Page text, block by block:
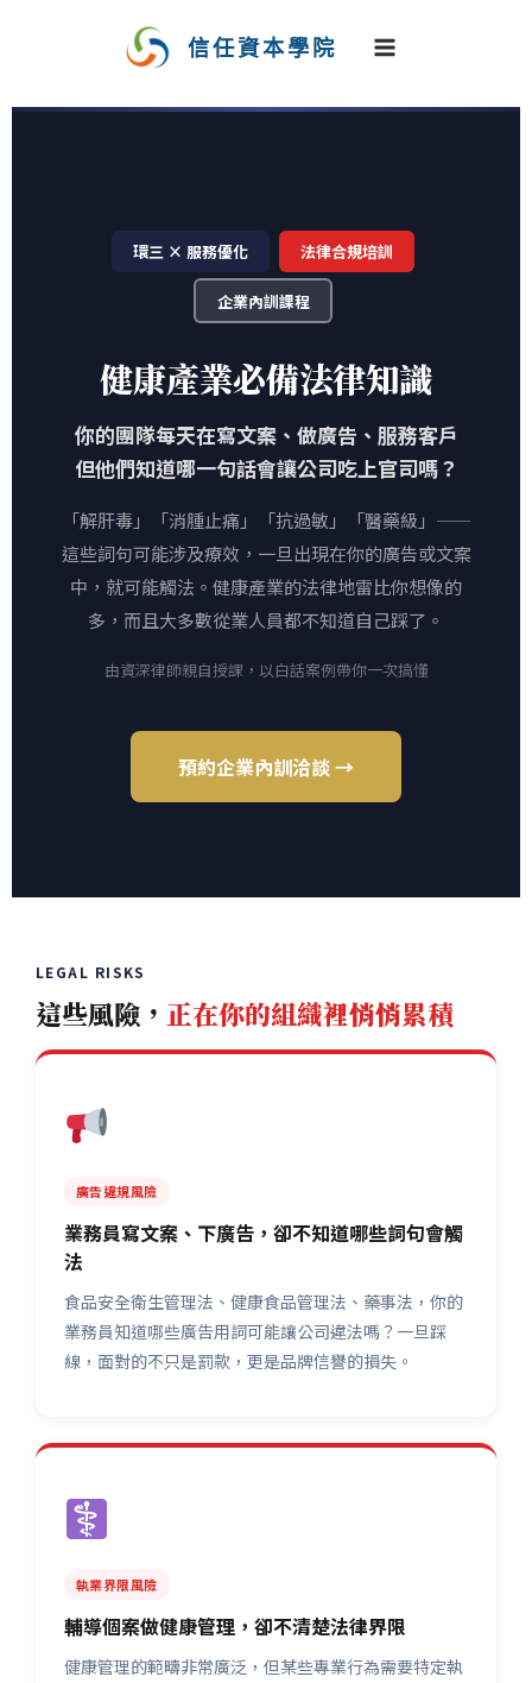
要
信任資本學院
環三 × 服務優化 法律合規培訓
企業內訓課程
健康產業必備法律知識
你的團隊每天在寫文案、做廣告、服務客戶
但他們知道哪一句話會讓公司吃上官司嗎？
「解肝毒」「消腫止痛」「抗過敏」「醫藥級」——
這些詞句可能涉及療效，一旦出現在你的廣告或文案
中，就可能觸法。健康產業的法律地雷比你想像的
多，而且大多數從業人員都不知道自己踩了。
由資深律師親自授課，以白話案例帶你一次搞懂
預約企業內訓洽談 →
LEGAL RISKS
這些風險， 正在你的組織裡悄悄累積
廣告違規風險
業務員寫文案、下廣告，卻不知道哪些詞句會觸
法
食品安全衛生管理法、健康食品管理法、藥事法，你的
業務員知道哪些廣告用詞可能讓公司違法嗎？一旦踩
線，面對的不只是罰款，更是品牌信譽的損失。
執業界限風險
輔導個案做健康管理，卻不清楚法律界限
健康管理的範疇非常廣泛，但某些專業行為需要特定執